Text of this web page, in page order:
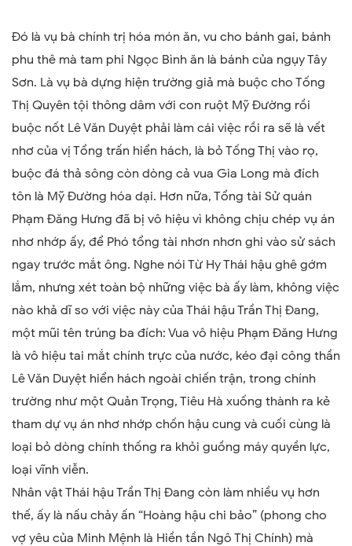
Đó là vụ bà chính trị hóa món ăn, vu cho bánh gai, bánh
phu thê mà tam phi Ngọc Bình ăn là bánh của ngụy Tây
Sơn. Là vụ bà dựng hiện trường giả mà buộc cho Tống
Thị Quyên tội thông dâm với con ruột Mỹ Đường rồi
buộc nốt Lê Văn Duyệt phải làm cái việc rồi ra sẽ là vết
nhơ của vị Tổng trấn hiển hách, là bỏ Tống Thị vào rọ,
buộc đá thả sông còn dòng cả vua Gia Long mà đích
tôn là Mỹ Đường hóa dại. Hơn nữa, Tổng tài Sử quán
Phạm Đăng Hưng đã bị vô hiệu vì không chịu chép vụ án
nhơ nhớp ấy, để Phó tổng tài nhơn nhơn ghi vào sử sách
ngay trước mắt ông. Nghe nói Từ Hy Thái hậu ghê gớm
lắm, nhưng xét toàn bộ những việc bà ấy làm, không việc
nào khả dĩ so với việc này của Thái hậu Trần Thị Đang,
một mũi tên trúng ba đích: Vua vô hiệu Phạm Đăng Hưng
là vô hiệu tai mắt chính trực của nước, kéo đại công thần
Lê Văn Duyệt hiển hách ngoài chiến trận, trong chính
trường như một Quản Trọng, Tiêu Hà xuống thành ra kẻ
tham dự vụ án nhơ nhớp chốn hậu cung và cuối cùng là
loại bỏ dòng chính thống ra khỏi guồng máy quyền lực,
loại vĩnh viễn.
Nhân vật Thái hậu Trần Thị Đang còn làm nhiều vụ hơn
thế, ấy là nấu chảy ấn “Hoàng hậu chi bảo” (phong cho
vợ yêu của Minh Mệnh là Hiền tần Ngô Thị Chính) mà